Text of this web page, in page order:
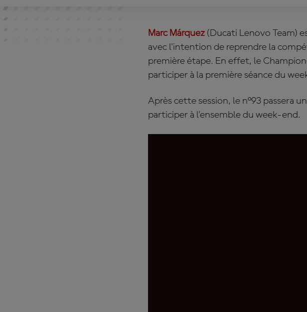
Marc Márquez (Ducati Lenovo Team)
avec l'intention de reprendre la
première étape. En effet, le
participer à la première séance du
Après cette session, le n°93 passera
participer à l'ensemble du week-end.